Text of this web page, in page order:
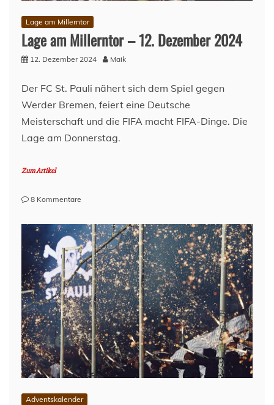
Lage am Millerntor
Lage am Millerntor – 12. Dezember 2024
12. Dezember 2024 Maik
Der FC St. Pauli nähert sich dem Spiel gegen
Werder Bremen, feiert eine Deutsche
Meisterschaft und die FIFA macht FIFA-Dinge. Die
Lage am Donnerstag.
Zum Artikel
8 Kommentare
am
Millerntor
–
12.
Dezember
2024
Adventskalender